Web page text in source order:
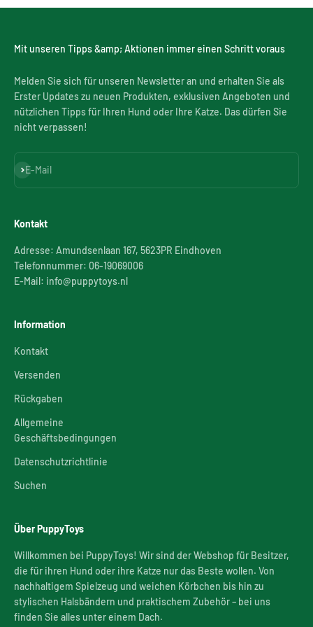
Mit unseren Tipps &amp; Aktionen immer einen Schritt voraus
Melden Sie sich für unseren Newsletter an und erhalten Sie als
Erster Updates zu neuen Produkten, exklusiven Angeboten und
nützlichen Tipps für Ihren Hund oder Ihre Katze. Das dürfen Sie
nicht verpassen!
E-Mail
Abonnieren
Kontakt
Adresse: Amundsenlaan 167, 5623PR Eindhoven
Telefonnummer: 06-19069006
E-Mail: info@puppytoys.nl
Information
Kontakt
Versenden
Rückgaben
Allgemeine
Geschäftsbedingungen
Datenschutzrichtlinie
Suchen
Über PuppyToys
Willkommen bei PuppyToys! Wir sind der Webshop für Besitzer,
die für ihren Hund oder ihre Katze nur das Beste wollen. Von
nachhaltigem Spielzeug und weichen Körbchen bis hin zu
stylischen Halsbändern und praktischem Zubehör – bei uns
finden Sie alles unter einem Dach.